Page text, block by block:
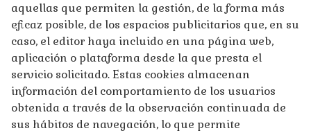
aquellas que permiten la gestión, de la forma más
eficaz posible, de los espacios publicitarios que, en su
caso, el editor haya incluido en una página web,
aplicación o plataforma desde la que presta el
servicio solicitado. Estas cookies almacenan
información del comportamiento de los usuarios
obtenida a través de la observación continuada de
sus hábitos de navegación, lo que permite